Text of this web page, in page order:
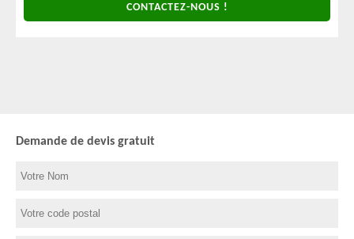
CONTACTEZ-NOUS !
Demande de devis gratuit